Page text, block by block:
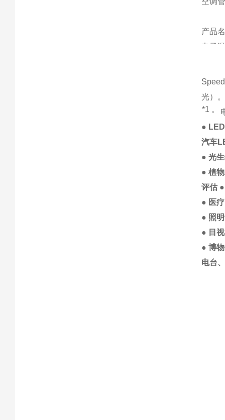
产品
电子
ST-
光）
*1 。
●
汽车
● 光
● 植
评估
● 医
● 照
● 目
● 博
电台